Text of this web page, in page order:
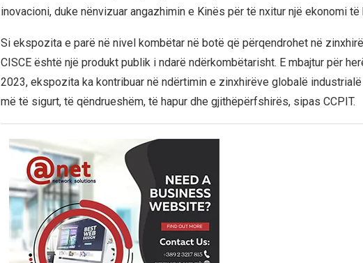
inovacioni, duke nënvizuar angazhimin e Kinës për të nxitur një ekonomi të
Si ekspozita e parë në nivel kombëtar në botë që përqendrohet në
CISCE është një produkt publik i ndarë ndërkombëtarisht. E mbajtur për
2023, ekspozita ka kontribuar në ndërtimin e zinxhirëve globalë
më të sigurt, të qëndrueshëm, të hapur dhe gjithëpërfshirës, ​​sipas CCPIT.